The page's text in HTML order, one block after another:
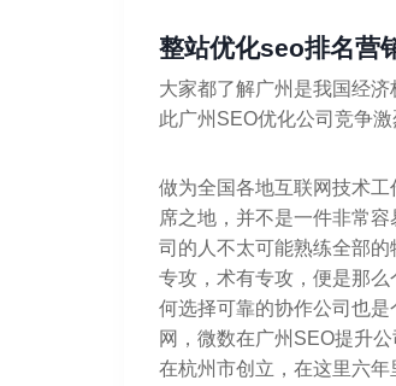
整站优化seo排名营
大家都了解广州是我国经
此广州SEO优化公司竞争
做为全国各地互联网技术
席之地，并不是一件非常
司的人不太可能熟练全部
专攻，术有专攻，便是那
何选择可靠的协作公司也
网，微数在广州SEO提升
在杭州市创立，在这里六